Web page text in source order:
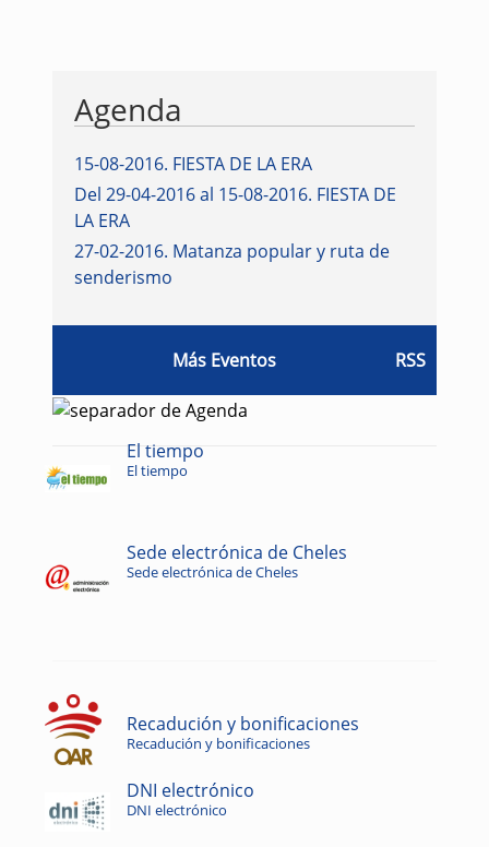
Agenda
15-08-2016. FIESTA DE LA ERA
Del 29-04-2016 al 15-08-2016. FIESTA DE
LA ERA
27-02-2016. Matanza popular y ruta de
senderismo
Más Eventos RSS
El tiempo
El tiempo
Sede electrónica de Cheles
Sede electrónica de Cheles
Recadución y bonificaciones
Recadución y bonificaciones
DNI electrónico
DNI electrónico